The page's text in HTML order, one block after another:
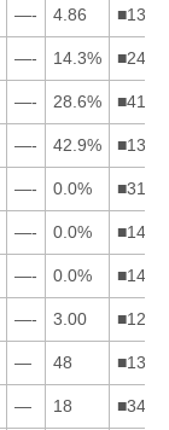
—- 4.86
—- 14.3%
—- 28.6%
—- 42.9%
—- 0.0%
—- 0.0%
—- 0.0%
—- 3.00
— 48
— 18